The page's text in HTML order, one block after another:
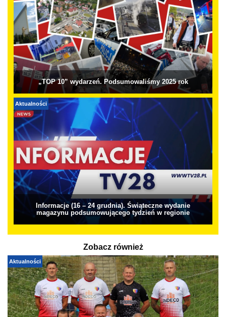
„TOP 10” wydarzeń. Podsumowaliśmy 2025 rok
Aktualności
Informacje (16 – 24 grudnia). Świąteczne wydanie
magazynu podsumowującego tydzień w regionie
Zobacz również
Aktualności